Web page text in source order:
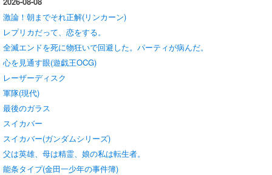
激論！朝までそれ正解(リンカーン)
レプリカだって、恋をする。
全滅エンドを死に物狂いで回避した。パーティが病んだ。
心を見通す眼(遊戯王OCG)
レーザーディスク
軍隊(現代)
最後のガラス
スイカバー
スイカバー(ガンダムシリーズ)
父は英雄、母は精霊、娘の私は転生者。
能条タイプ(金田一少年の事件簿)